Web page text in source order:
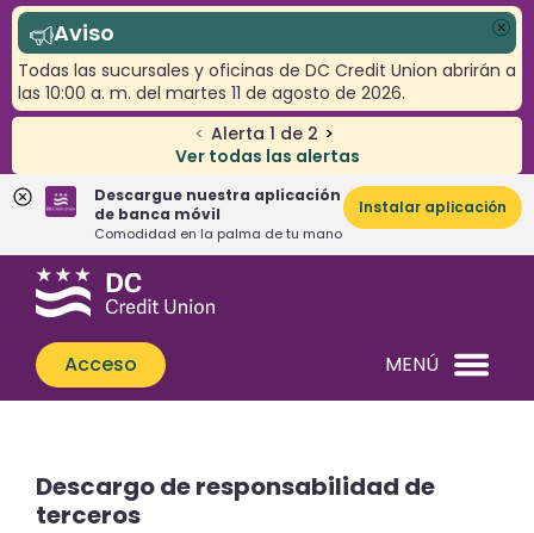
< Alerta 1 de 2 >
Ver todas las alertas
Aviso
Todas las sucursales y oficinas de DC Credit Union abrirán a
las 10:00 a. m. del martes 11 de agosto de 2026.
Descargue nuestra aplicación
de banca móvil
Comodidad en la palma de tu mano
Instalar aplicación
Saltar
Saltar
sesión
web
¿Qué
podemos
ayudarle
a
Acceso MENÚ
Descargo de responsabilidad de
terceros